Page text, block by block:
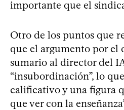
importante que el
Otro de los puntos que
que el argumento por el
sumario al director del
“insubordinación”, lo
calificativo y una figura
que ver con la